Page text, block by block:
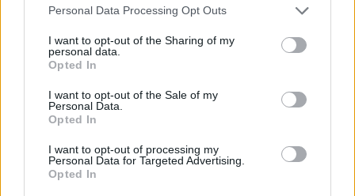
Personal Data Processing Opt Outs
I want to opt-out of the Sharing of my
personal data.
Opted In
I want to opt-out of the Sale of my
Personal Data.
Opted In
I want to opt-out of processing my
Personal Data for Targeted Advertising.
Opted In